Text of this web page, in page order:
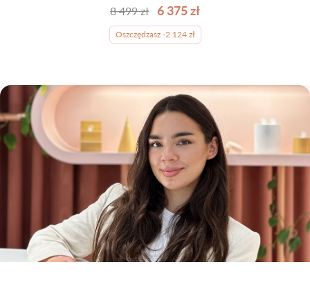
8 499 zł 6 375 zł
Oszczędzasz -2 124 zł